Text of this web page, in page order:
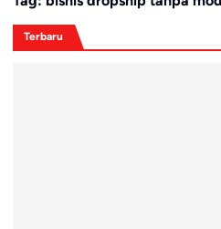
Terbaru